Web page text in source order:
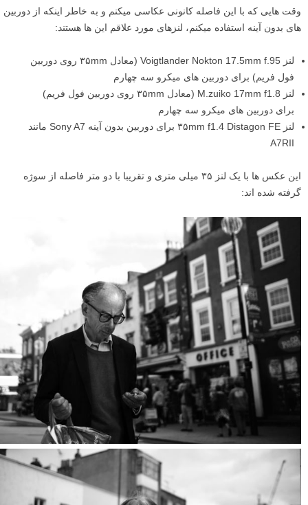
وقت هایی که با این فاصله کانونی عکاسی میکنم و به خاطر اینکه از دوربین
های بدون آینه استفاده میکنم، لنزهای مورد علاقم این ها هستند:
لنز Voigtlander Nokton 17.5mm f.95 (معادل ۳۵mm روی دوربین
فول فریم) برای دوربین های میکرو سه چهارم
لنز M.zuiko 17mm f1.8 (معادل ۳۵mm روی دوربین فول فریم)
برای دوربین های میکرو سه چهارم
لنز ۳۵mm f1.4 Distagon FE برای دوربین بدون آینه Sony A7 مانند
A7RII
این عکس ها با یک لنز ۳۵ میلی متری و تقریبا با دو متر فاصله از سوژه
گرفته شده اند: